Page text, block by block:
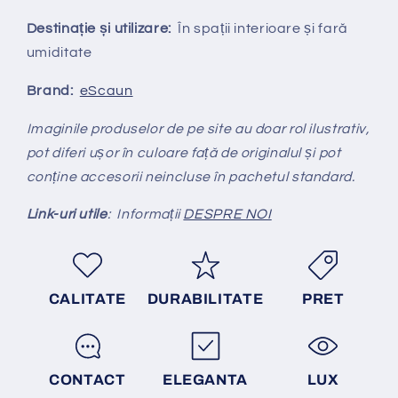
Destinație și utilizare: În spații interioare și fară
umiditate
Brand: eScaun
Imaginile produselor de pe site au doar rol ilustrativ,
pot diferi ușor în culoare față de originalul și pot
conține accesorii neincluse în pachetul standard.
Link-uri utile: InformațiiDESPRE NOI
CALITATE DURABILITATE PRET
CONTACT ELEGANTA LUX